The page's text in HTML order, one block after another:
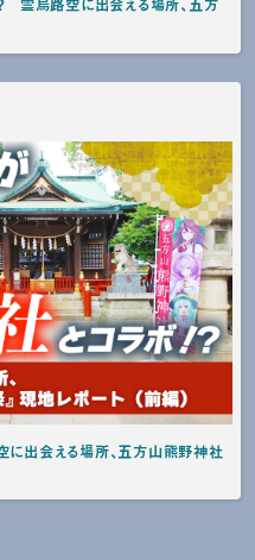
に出会える場所、五方山熊野神社